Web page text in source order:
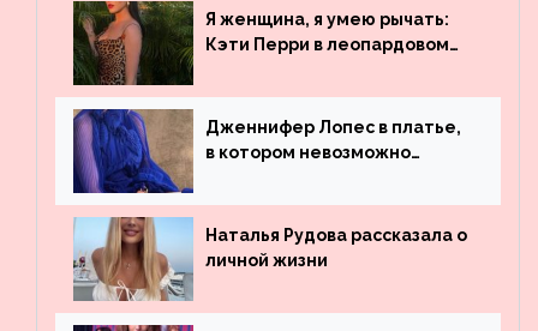
обогнали даже Джастина
Бибера
Я женщина, я умею рычать:
Кэти Перри в леопардовом
Дженнифер Лопес в платье,
в котором невозможно
Наталья Рудова рассказала о
личной жизни